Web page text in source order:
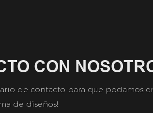
CON
de contacto para que podamos
de diseños!